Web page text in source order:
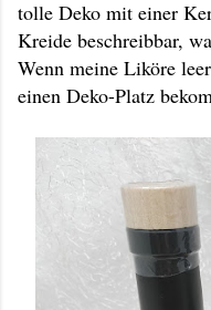
tolle Deko mit einer
Kreide beschreibbar,
Wenn meine Liköre
einen Deko-Platz